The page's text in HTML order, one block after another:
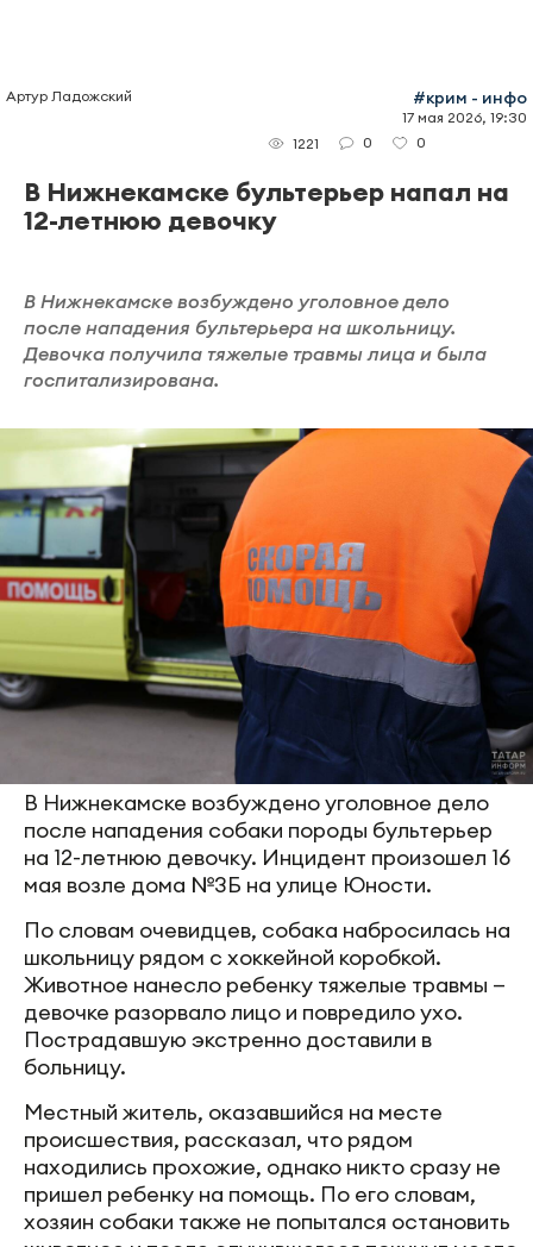
Артур Ладожский #крим - инфо
17 мая 2026, 19:30
1221
0 0
В Нижнекамске бультерьер напал на
12-летнюю девочку
В Нижнекамске возбуждено уголовное дело
после нападения бультерьера на школьницу.
Девочка получила тяжелые травмы лица и была
госпитализирована.
В Нижнекамске возбуждено уголовное дело
после нападения собаки породы бультерьер
на 12-летнюю девочку. Инцидент произошел 16
мая возле дома №3Б на улице Юности.
По словам очевидцев, собака набросилась на
школьницу рядом с хоккейной коробкой.
Животное нанесло ребенку тяжелые травмы —
девочке разорвало лицо и повредило ухо.
Пострадавшую экстренно доставили в
больницу.
Местный житель, оказавшийся на месте
происшествия, рассказал, что рядом
находились прохожие, однако никто сразу не
пришел ребенку на помощь. По его словам,
хозяин собаки также не попытался остановить